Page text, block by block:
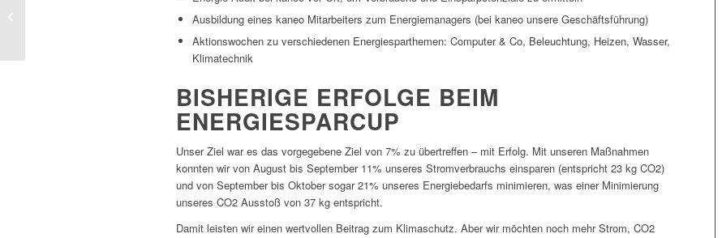
Ausbildung eines kaneo Mitarbeiters zum Energiemanagers (bei kaneo unsere Geschäftsführung)
Aktionswochen zu verschiedenen Energiesparthemen: Computer & Co, Beleuchtung, Heizen, Wasser,
Klimatechnik
BISHERIGE ERFOLGE BEIM
ENERGIESPARCUP
Unser Ziel war es das vorgegebene Ziel von 7% zu übertreffen – mit Erfolg. Mit unseren Maßnahmen
konnten wir von August bis September 11% unseres Stromverbrauchs einsparen (entspricht 23 kg CO2)
und von September bis Oktober sogar 21% unseres Energiebedarfs minimieren, was einer Minimierung
unseres CO2 Ausstoß von 37 kg entspricht.
Damit leisten wir einen wertvollen Beitrag zum Klimaschutz. Aber wir möchten noch mehr Strom, CO2